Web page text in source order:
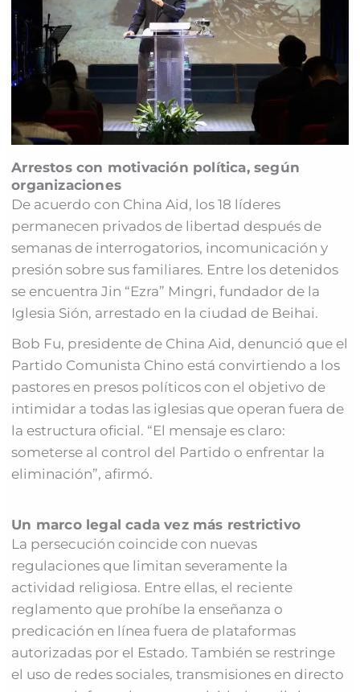
Arrestos con motivación política, según
organizaciones
De acuerdo con China Aid, los 18 líderes
permanecen privados de libertad después de
semanas de interrogatorios, incomunicación y
presión sobre sus familiares. Entre los detenidos
se encuentra Jin “Ezra” Mingri, fundador de la
Iglesia Sión, arrestado en la ciudad de Beihai.
Bob Fu, presidente de China Aid, denunció que el
Partido Comunista Chino está convirtiendo a los
pastores en presos políticos con el objetivo de
intimidar a todas las iglesias que operan fuera de
la estructura oficial. “El mensaje es claro:
someterse al control del Partido o enfrentar la
eliminación”, afirmó.
Un marco legal cada vez más restrictivo
La persecución coincide con nuevas
regulaciones que limitan severamente la
actividad religiosa. Entre ellas, el reciente
reglamento que prohíbe la enseñanza o
predicación en línea fuera de plataformas
autorizadas por el Estado. También se restringe
el uso de redes sociales, transmisiones en directo